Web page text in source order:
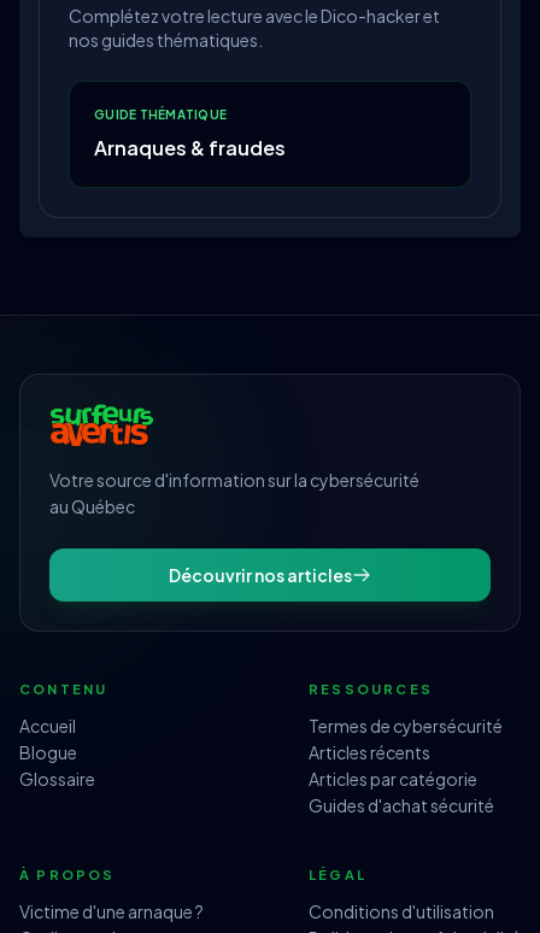
Complétez votre lecture avec le Dico-hacker et
nos guides thématiques.
GUIDE THÉMATIQUE
Arnaques & fraudes
Votre source d'information sur la cybersécurité
au Québec
Découvrir nos articles
CONTENU
Accueil
Blogue
Glossaire
RESSOURCES
Termes de cybersécurité
Articles récents
Articles par catégorie
Guides d'achat sécurité
À PROPOS
Victime d'une arnaque ?
LÉGAL
Conditions d'utilisation